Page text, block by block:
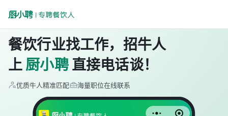
餐饮行业找工作，招牛人
上 厨小聘 直接电话谈！
优质牛人精准匹配 海量职位在线联系